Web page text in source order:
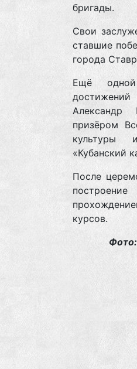
бригады.
Свои
ставшие
города
Ещё одной
призёром
культуры
«Кубанский
После
курсов.